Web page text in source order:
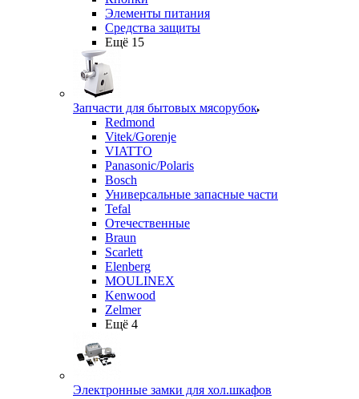
Элементы питания
Средства защиты
Ещё 15
Запчасти для бытовых мясорубок
Redmond
Vitek/Gorenje
VIATTO
Panasonic/Polaris
Bosch
Универсальные запасные части
Tefal
Отечественные
Braun
Scarlett
Elenberg
MOULINEX
Kenwood
Zelmer
Ещё 4
Электронные замки для хол.шкафов